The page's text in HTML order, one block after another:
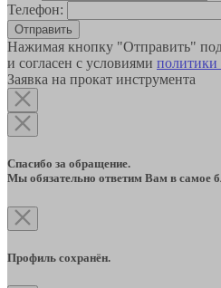
Телефон:
Отправить
Нажимая кнопку "Отправить"
и согласен с условиями политики
Заявка на прокат инструмента
Спасибо за обращение.
Мы обязательно ответим Вам в самое
Профиль сохранён.